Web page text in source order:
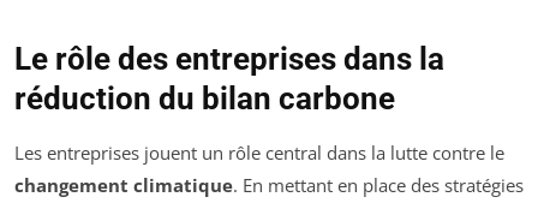
Le rôle des entreprises dans la
réduction du bilan carbone
Les entreprises jouent un rôle central dans la lutte contre le
changement climatique. En mettant en place des stratégies